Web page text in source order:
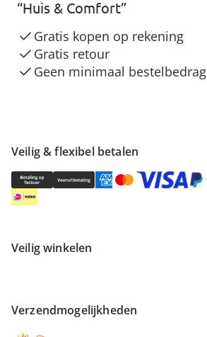
Veilig & flexibel betalen
Veilig winkelen
Verzendmogelijkheden
“Huis & Comfort”
Gratis kopen op rekening
Gratis retour
Geen minimaal bestelbedrag